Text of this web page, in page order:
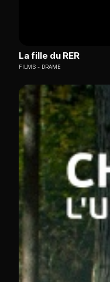
La fille du RER
FILMS DRAME